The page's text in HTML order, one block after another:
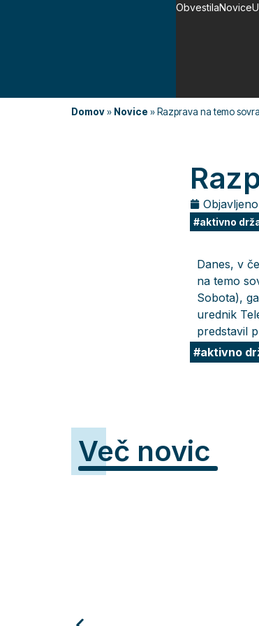
ObvestilaNovice
Domov» Novice » Razprava na temo
aktivno
Danes, v
na temo
Sobota),
urednik
predstavil
aktivno
Več novic